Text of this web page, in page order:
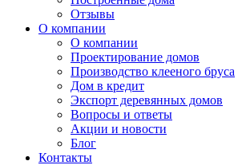
Отзывы
О компании
О компании
Проектирование домов
Производство клееного бруса
Дом в кредит
Экспорт деревянных домов
Вопросы и ответы
Акции и новости
Блог
Контакты